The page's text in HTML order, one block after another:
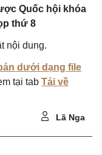
Quốc hội khóa
thứ 8
nội dung.
dưới dạng file
tại tab Tải về
Lã Nga